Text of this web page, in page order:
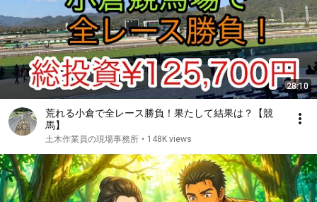
28:10
荒れる小倉で全レース勝負！果たして結果は？【競
馬】
土木作業員の現場事務所 • 148K views